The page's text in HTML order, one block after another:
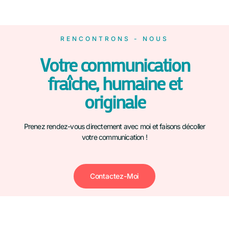
RENCONTRONS - NOUS
Votre communication
fraîche, humaine et
originale
Prenez rendez-vous directement avec moi et faisons décoller
votre communication !
Contactez-Moi